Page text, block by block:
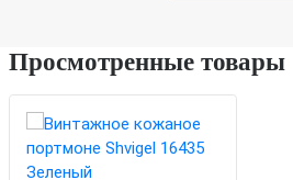
Просмотренные товары